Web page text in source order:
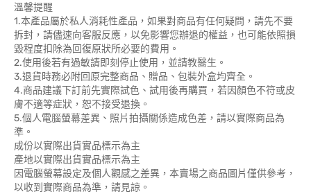
溫馨提醒
1.本產品屬於私人消耗性產品，如果對商品有任何疑問，請先不要
拆封，請儘速向客服反應，以免影響您辦退的權益，也可能依照損
毀程度扣除為回復原狀所必要的費用。
2.使用後若有過敏請即刻停止使用，並請教醫生。
3.退貨時務必附回原完整商品、贈品、包裝外盒均齊全。
4.商品建議下訂前先實際試色、試用後再購買，若因顏色不符或皮
膚不適等症狀，恕不接受退換。
5.個人電腦螢幕差異、照片拍攝關係造成色差，請以實際商品為
準。
成份以實際出貨實品標示為主
產地以實際出貨實品標示為主
因電腦螢幕設定及個人觀感之差異，本賣場之商品圖片僅供參考，
以收到實際商品為準，請見諒。